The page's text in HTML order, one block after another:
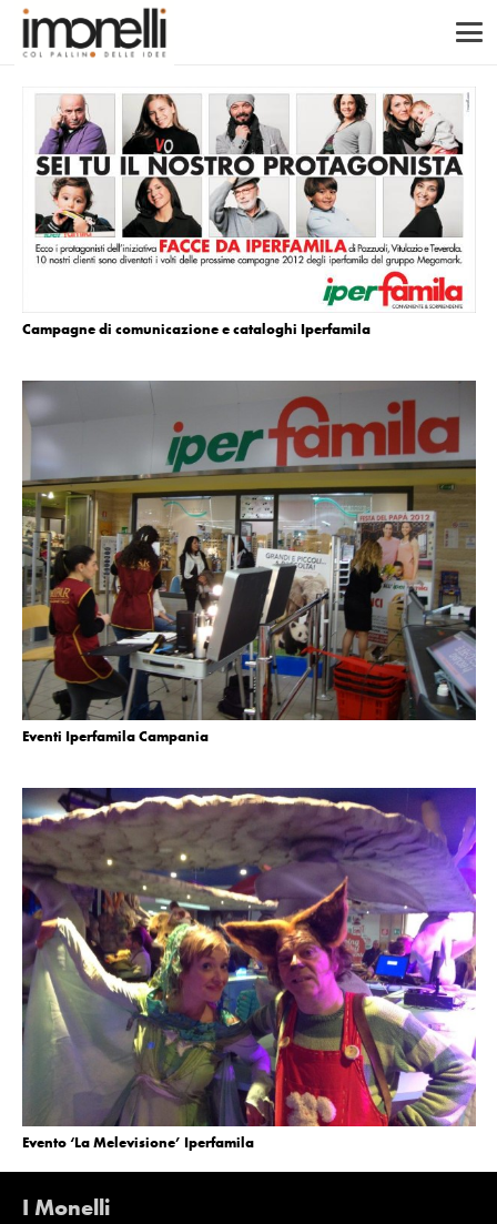
Campagne di comunicazione e cataloghi Iperfamila
Eventi Iperfamila Campania
Evento ‘La Melevisione’ Iperfamila
I Monelli